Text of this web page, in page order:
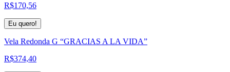
R$170,56
Eu quero!
Vela Redonda G “GRACIAS A LA VIDA”
R$374,40